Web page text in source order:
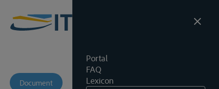
Portal
FAQ
Lexicon
Document